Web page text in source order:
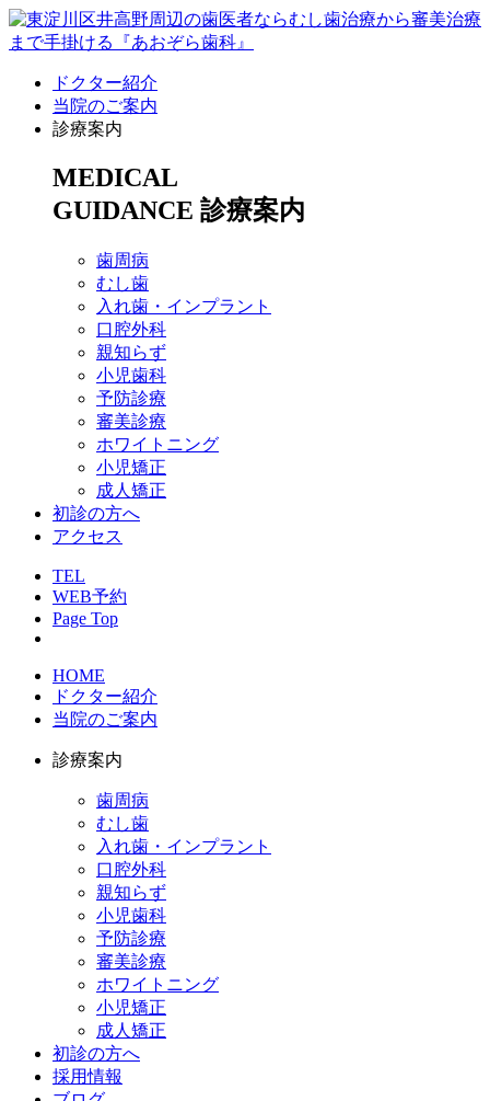
ドクター紹介
当院のご案内
診療案内
MEDICAL
GUIDANCE 診療案内
歯周病
むし歯
入れ歯・インプラント
口腔外科
親知らず
小児歯科
予防診療
審美診療
ホワイトニング
小児矯正
成人矯正
初診の方へ
アクセス
TEL
WEB予約
Page Top
HOME
ドクター紹介
当院のご案内
診療案内
歯周病
むし歯
入れ歯・インプラント
口腔外科
親知らず
小児歯科
予防診療
審美診療
ホワイトニング
小児矯正
成人矯正
初診の方へ
採用情報